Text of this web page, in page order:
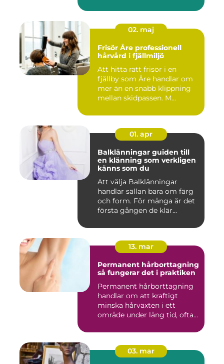
02. maj
Frisör Åre professionell
hårvård i fjällmiljö
Att hitta rätt frisör i en
fjällby som Åre handlar om
mer än en snabb klippning
mellan skidpassen. M...
01. apr
Balklänningar guiden till
en klänning som verkligen
känns som du
Att välja Balklänningar
handlar sällan bara om färg
och form. För många är det
första gången de klär...
13. mar
Permanent hårborttagning
så fungerar det i praktiken
Permanent hårborttagning
handlar om att kraftigt
minska hårväxten i ett
område under lång tid, ofta
03. mar